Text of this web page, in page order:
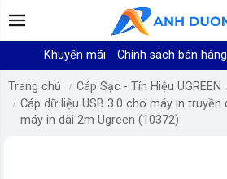
Khuyến mãi Chính sách bán hàng
Trang chủ Cáp Sạc - Tín Hiệu UGREEN
Cáp dữ liệu USB 3.0 cho máy in truyền dữ liệu từ máy tính ra
máy in dài 2m Ugreen (10372)